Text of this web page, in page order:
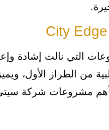
التي نالت إشادة
من الطراز الأول،
مشروعات شركة سيتي